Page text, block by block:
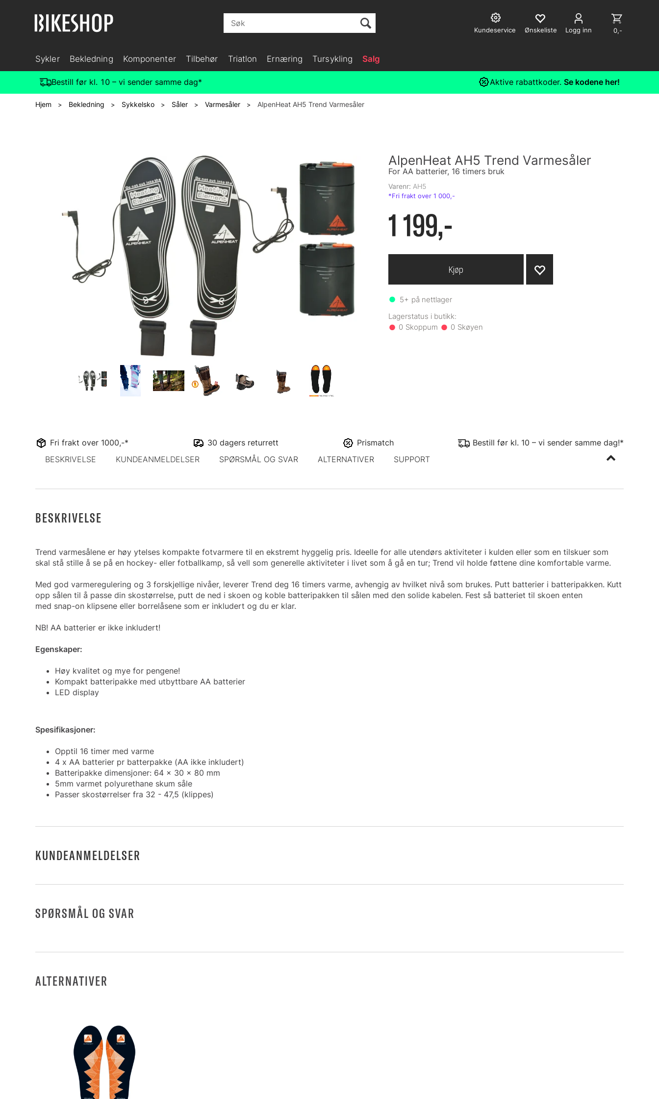
Logg inn
Kundeservice 0,-
Sykler Bekledning Komponenter Tilbehør Triatlon Ernæring Tursykling Salg
Bestill før kl. 10 – vi sender samme dag* Aktive rabattkoder. Se kodene her!
Hjem > Bekledning > Sykkelsko > Såler > Varmesåler > AlpenHeat AH5 Trend Varmesåler
AlpenHeat AH5 Trend Varmesåler
For AA batterier, 16 timers bruk
Varenr: AH5
1 199,-
5+ på nettlager
0 0
Kjøp
Fri frakt over 1000,-* 30 dagers returrett Prismatch
Bestill før kl. 10 – vi sender samme dag!*
BESKRIVELSE
KUNDEANMELDELSER SPØRSMÅL OG SVAR ALTERNATIVER SUPPORT
BESKRIVELSE
Trend varmesålene er høy ytelses kompakte fotvarmere til en ekstremt hyggelig pris. Ideelle for alle utendørs aktiviteter i kulden eller som en tilskuer som
skal stå stille å se på en hockey- eller fotballkamp, så vell som generelle aktiviteter i livet som å gå en tur; Trend vil holde føttene dine komfortable varme.
Med god varmeregulering og 3 forskjellige nivåer, leverer Trend deg 16 timers varme, avhengig av hvilket nivå som brukes. Putt batterier i batteripakken. Kutt
opp sålen til å passe din skostørrelse, putt de ned i skoen og koble batteripakken til sålen med den solide kabelen. Fest så batteriet til skoen enten
med snap-on klipsene eller borrelåsene som er inkludert og du er klar.
NB! AA batterier er ikke inkludert!
Egenskaper:
Høy kvalitet og mye for pengene!
Kompakt batteripakke med utbyttbare AA batterier
LED display
Spesifikasjoner:
Opptil 16 timer med varme
4 x AA batterier pr batterpakke (AA ikke inkludert)
Batteripakke dimensjoner: 64 x 30 x 80 mm
5mm varmet polyurethane skum såle
Passer skostørrelser fra 32 - 47,5 (klippes)
KUNDEANMELDELSER
SPØRSMÅL OG SVAR
ALTERNATIVER